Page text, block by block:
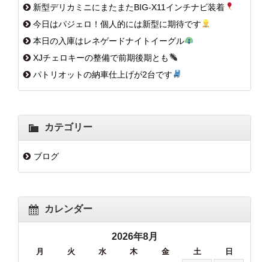
新型デリカミニにまたまたBIG-X11インチナビ装着
今日はパジェロ！個人的には新型に期待です
本日の入庫はレネゲードナイトイーグル
XJチェロキーの整備で前期後期とも
パトリオットの納車仕上げが2台です
カテゴリー
ブログ
カレンダー
2026年8月
月 火 水 木 金 土 日